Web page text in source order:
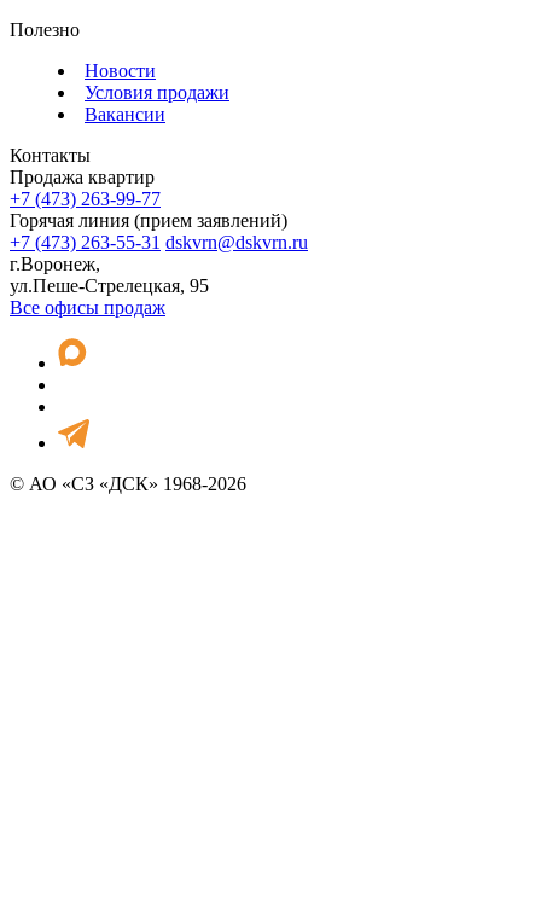
Полезно
Новости
Условия продажи
Вакансии
Контакты
Продажа квартир
+7 (473) 263-99-77
Горячая линия (прием заявлений)
+7 (473) 263-55-31 dskvrn@dskvrn.ru
г.Воронеж,
ул.Пеше-Стрелецкая, 95
Все офисы продаж
© АО «СЗ «ДСК» 1968-2026